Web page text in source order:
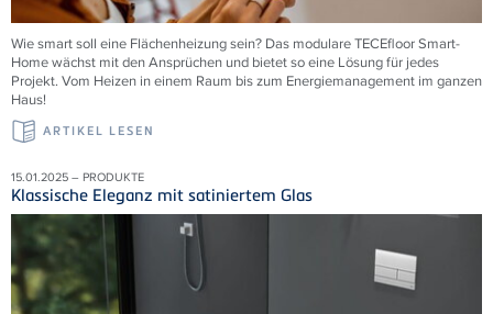
Wie smart soll eine Flächenheizung sein? Das modulareTECEfloor Smart-
Home wächst mit den Ansprüchen und bietet so eine Lösung für jedes
Projekt. Vom Heizen in einem Raum bis zum Energiemanagement im ganzen
Haus!
ARTIKEL LESEN
15.01.2025 – PRODUKTE
Klassische Eleganz mit satiniertem Glas